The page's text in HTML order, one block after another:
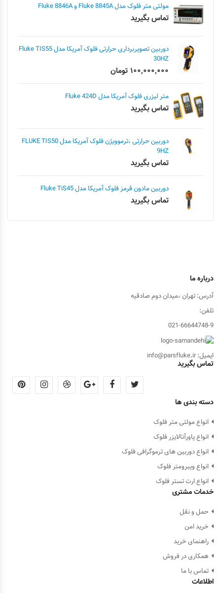
مولتی متر فلوک مدل Fluke 8845A و Fluke 8846A
تماس بگیرید
دوربین تصویربرداری حرارتی فلوک آمریکا مدل Fluke TIS55
30HZ
۱۰۰,۰۰۰,۰۰۰ تومان
متر لیزری فلوک آمریکا مدل Fluke 424D
تماس بگیرید
دوربین حرارتی ،ترموویژن فلوک آمریکا مدل FLUKE TIS50
9HZ
تماس بگیرید
دوربین مادون قرمز فلوک آمریکا مدل Fluke TiS45
تماس بگیرید
درباره ما
آدرس: تهران ،میدان دوم صادقیه
تلفن:
021-66644748-9
ایمیل: info@parsfluke.ir
تماس بگیرید
دسته بندی ها
انواع مولتی متر فلوک
انواع پاورآنالایزر فلوک
انواع دوربین های ترموگرافی فلوک
انواع ویبرومتر فلوک
انواع ارت تستر فلوک
خدمات مشتری
حمل و نقل
خرید امن
راهنمای خرید
همکاری در فروش
تماس با ما
اطلاعات